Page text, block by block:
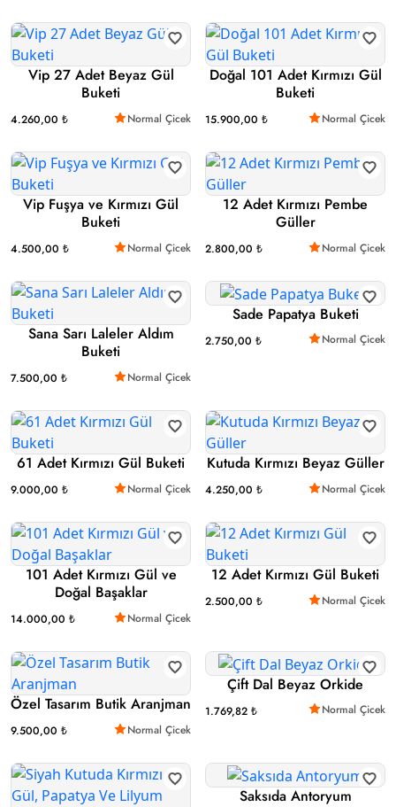
Vip 27 Adet Beyaz Gül
Buketi
4.260,00 ₺ Normal Çicek
Doğal 101 Adet Kırmızı Gül
Buketi
15.900,00 ₺ Normal Çicek
Vip Fuşya ve Kırmızı Gül
Buketi
4.500,00 ₺ Normal Çicek
12 Adet Kırmızı Pembe
Güller
2.800,00 ₺ Normal Çicek
Sana Sarı Laleler Aldım
Buketi
7.500,00 ₺ Normal Çicek
Sade Papatya Buketi
2.750,00 ₺ Normal Çicek
61 Adet Kırmızı Gül Buketi
9.000,00 ₺ Normal Çicek
Kutuda Kırmızı Beyaz Güller
4.250,00 ₺ Normal Çicek
101 Adet Kırmızı Gül ve
Doğal Başaklar
14.000,00 ₺ Normal Çicek
12 Adet Kırmızı Gül Buketi
2.500,00 ₺ Normal Çicek
Özel Tasarım Butik Aranjman
9.500,00 ₺ Normal Çicek
Çift Dal Beyaz Orkide
1.769,82 ₺ Normal Çicek
Saksıda Antoryum